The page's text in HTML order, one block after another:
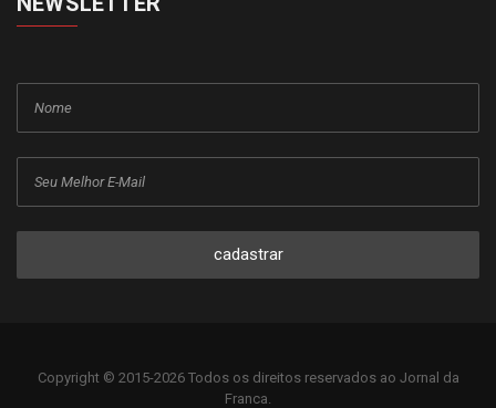
cadastrar
Copyright © 2015-2026 Todos os direitos reservados ao Jornal da
Franca.